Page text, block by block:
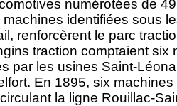
numérotées de
identifiées sous
renforcèrent le parc
traction comptaient
par les usines Saint-
En 1895, six
la ligne Rouillac-